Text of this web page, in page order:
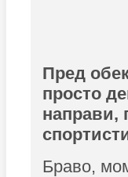
Пред
просто
направи,
Браво,